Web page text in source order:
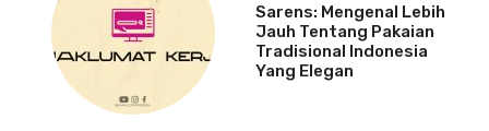
Sarens: Mengenal Lebih
Jauh Tentang Pakaian
Tradisional Indonesia
Yang Elegan